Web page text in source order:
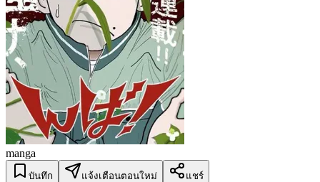
manga
บันทึก แจ้งเตือนตอนใหม่ แชร์